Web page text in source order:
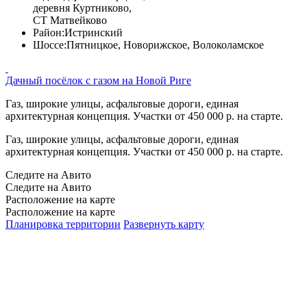
деревня Куртниково,
СТ Матвейково
Район:Истринский
Шоссе:Пятницкое, Новорижское, Волоколамское
Дачный посёлок с газом на Новой Риге
Газ, широкие улицы, асфальтовые дороги, единая
архитектурная концепция. Участки от 450 000 р. на старте.
Газ, широкие улицы, асфальтовые дороги, единая
архитектурная концепция. Участки от 450 000 р. на старте.
Следите на Авито
Следите на Авито
Расположение на карте
Расположение на карте
Планировка территории Развернуть карту